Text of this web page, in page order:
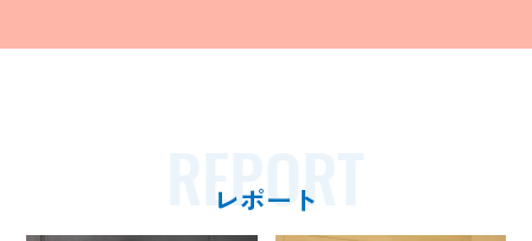
レポート
REPORT